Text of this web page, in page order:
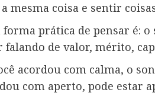
mesma coisa e sentir
forma prática de pensar é:
falando de valor, mérito,
acordou com calma, o
com aperto, pode estar